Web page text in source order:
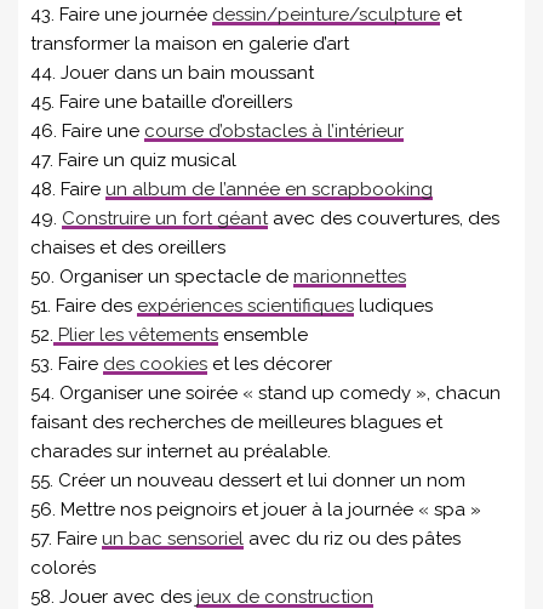
43. Faire une journée dessin/peinture/sculpture et
transformer la maison en galerie d’art
44. Jouer dans un bain moussant
45. Faire une bataille d’oreillers
46. Faire une course d’obstacles à l’intérieur
47. Faire un quiz musical
48. Faire un album de l’année en scrapbooking
49. Construire un fort géantavec des couvertures, des
chaises et des oreillers
50. Organiser un spectacle de marionnettes
51. Faire des expériences scientifiques ludiques
52. Plier les vêtements ensemble
53. Faire des cookies et les décorer
54. Organiser une soirée « stand up comedy », chacun
faisant des recherches de meilleures blagues et
charades sur internet au préalable.
55. Créer un nouveau dessert et lui donner un nom
56. Mettre nos peignoirs et jouer à la journée « spa »
57. Faire un bac sensoriel avec du riz ou des pâtes
colorés
58. Jouer avec des jeux de construction